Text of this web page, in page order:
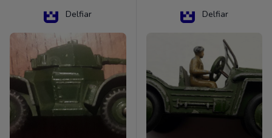
Delfiar Delfiar